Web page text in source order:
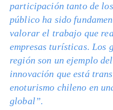
participación tanto de
público ha sido
valorar el trabajo que
empresas turísticas. Los
región son un ejemplo
innovación que está
enoturismo chileno en
global”.